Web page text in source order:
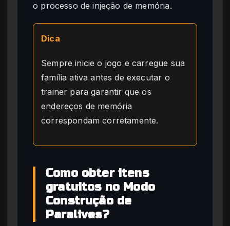
o processo de injeção de memória.
Dica
Sempre inicie o jogo e carregue sua
família ativa antes de executar o
trainer para garantir que os
endereços de memória
correspondam corretamente.
Como obter itens
gratuitos no Modo
Construção de
Paralives?